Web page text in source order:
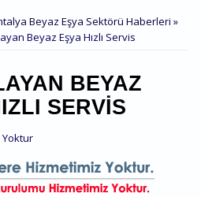
Beyaz Eşya Sektörü Haberleri »
Beyaz Eşya Hızlı Servis
BEYAZ
SERVIS